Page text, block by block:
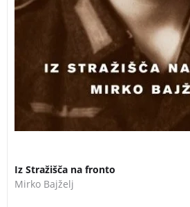
Iz Stražišča na fronto
Mirko Bajželj